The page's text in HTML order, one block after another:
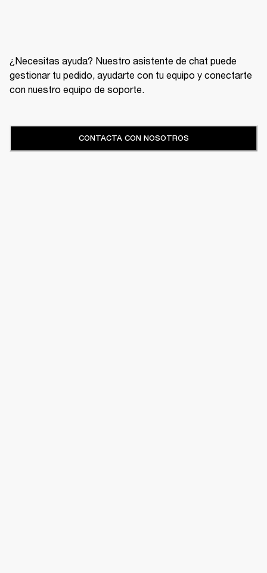
¿Necesitas ayuda? Nuestro asistente de chat puede
gestionar tu pedido, ayudarte con tu equipo y conectarte
con nuestro equipo de soporte.
CONTACTA CON NOSOTROS